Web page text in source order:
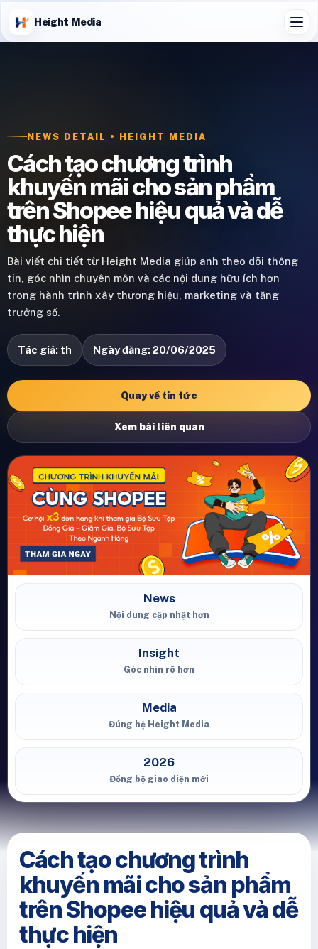
Height Media
NEWS DETAIL • HEIGHT MEDIA
Cách tạo chương trình
khuyến mãi cho sản phẩm
trên Shopee hiệu quả và dễ
thực hiện
Bài viết chi tiết từ Height Media giúp anh theo dõi thông
tin, góc nhìn chuyên môn và các nội dung hữu ích hơn
trong hành trình xây thương hiệu, marketing và tăng
trưởng số.
Tác giả: th Ngày đăng: 20/06/2025
Quay về tin tức
Xem bài liên quan
News
Nội dung cập nhật hơn
Insight
Góc nhìn rõ hơn
Media
Đúng hệ Height Media
2026
Đồng bộ giao diện mới
Cách tạo chương trình
khuyến mãi cho sản phẩm
trên Shopee hiệu quả và dễ
thực hiện